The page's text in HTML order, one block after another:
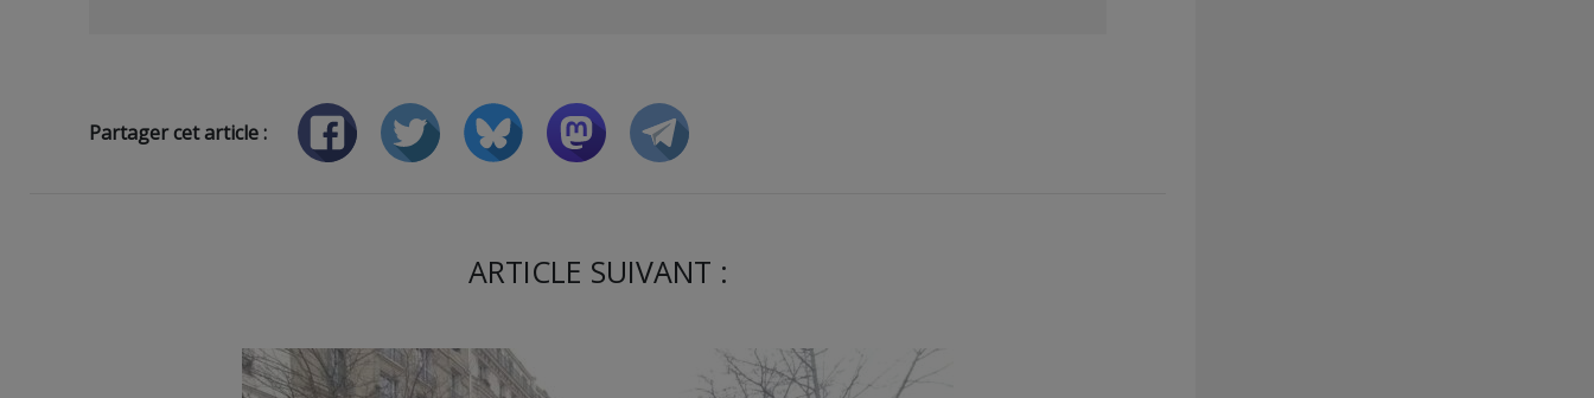
Partager cet article :
ARTICLE SUIVANT :